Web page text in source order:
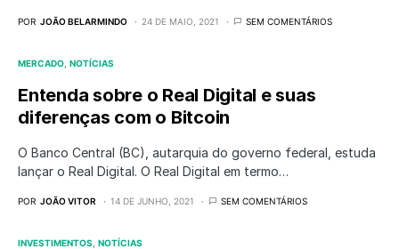
POR JOÃO BELARMINDO 24 DE MAIO, 2021 SEM COMENTÁRIOS
MERCADO NOTÍCIAS
Entenda sobre o Real Digital e suas
diferenças com o Bitcoin
O Banco Central (BC), autarquia do governo federal, estuda
lançar o Real Digital. O Real Digital em termo…
POR JOÃO VITOR 14 DE JUNHO, 2021 SEM COMENTÁRIOS
INVESTIMENTOS NOTÍCIAS